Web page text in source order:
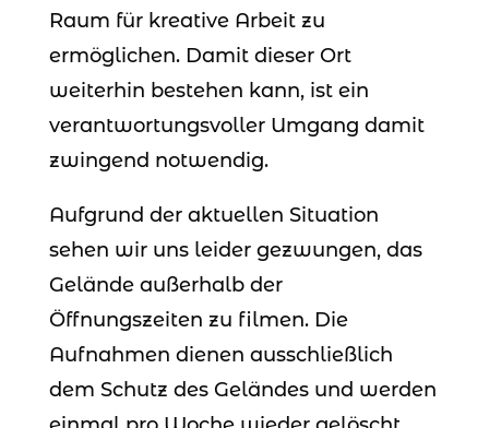
Raum für kreative Arbeit zu
ermöglichen. Damit dieser Ort
weiterhin bestehen kann, ist ein
verantwortungsvoller Umgang damit
zwingend notwendig.
Aufgrund der aktuellen Situation
sehen wir uns leider gezwungen, das
Gelände außerhalb der
Öffnungszeiten zu filmen. Die
Aufnahmen dienen ausschließlich
dem Schutz des Geländes und werden